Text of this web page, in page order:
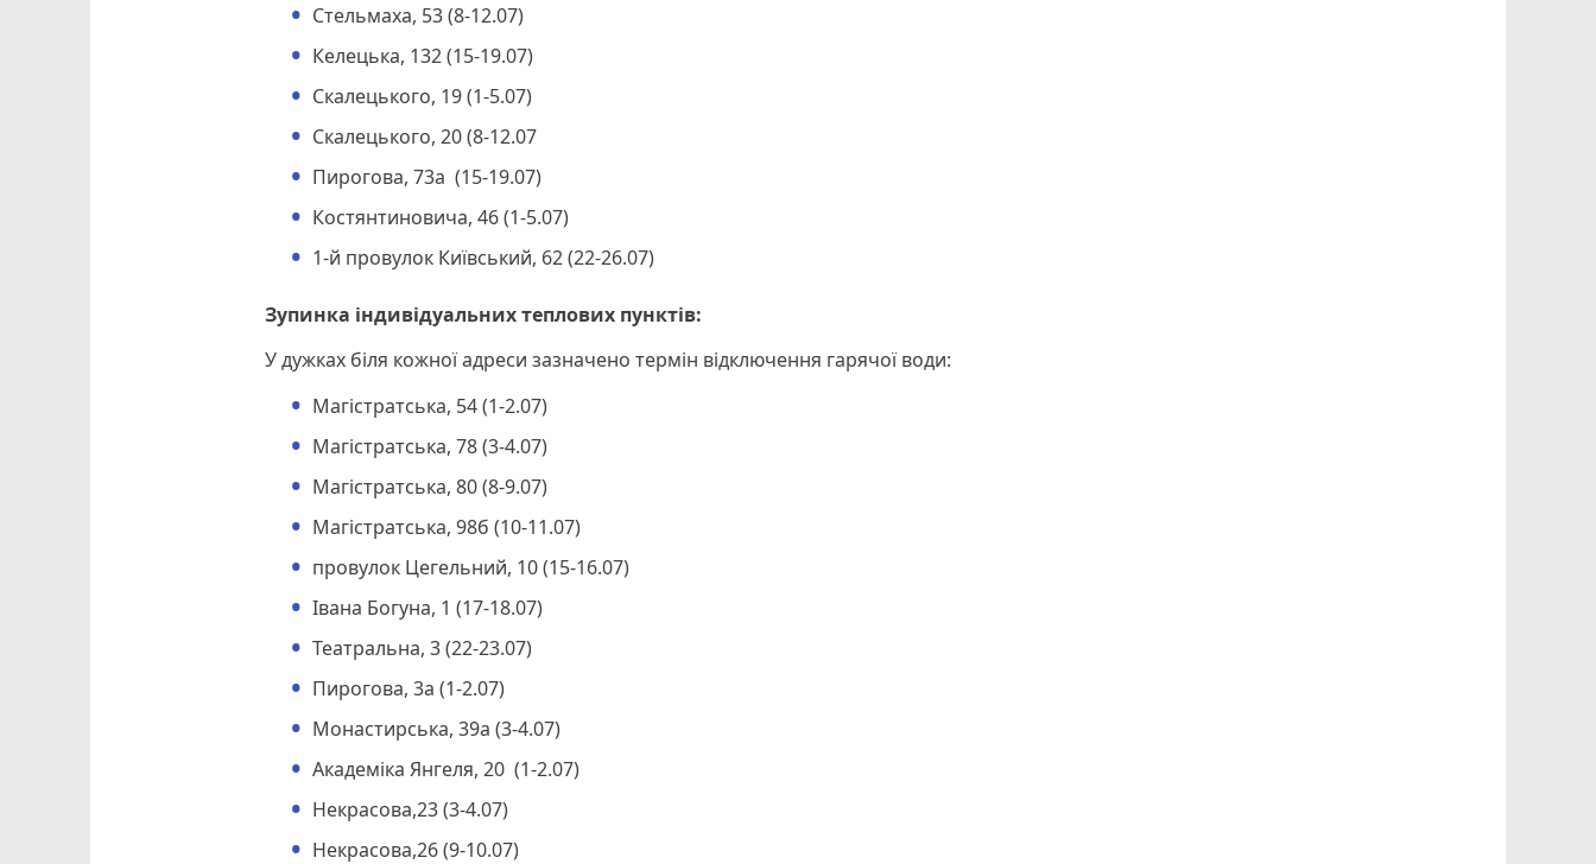
Стельмаха, 53 (8-12.07)
Келецька, 132 (15-19.07)
Скалецького, 19 (1-5.07)
Скалецького, 20 (8-12.07
Пирогова, 73а (15-19.07)
Костянтиновича, 46 (1-5.07)
1-й провулок Київський, 62 (22-26.07)
Зупинка індивідуальних теплових пунктів:
У дужках біля кожної адреси зазначено термін відключення гарячої води:
Магістратська, 54 (1-2.07)
Магістратська, 78 (3-4.07)
Магістратська, 80 (8-9.07)
Магістратська, 98б (10-11.07)
провулок Цегельний, 10 (15-16.07)
Івана Богуна, 1 (17-18.07)
Театральна, 3 (22-23.07)
Пирогова, 3а (1-2.07)
Монастирська, 39а (3-4.07)
Академіка Янгеля, 20 (1-2.07)
Некрасова,23 (3-4.07)
Некрасова,26 (9-10.07)